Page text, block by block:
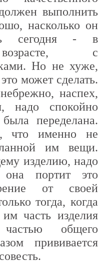
выполнить
насколько он
сегодня - в
с
Но не хуже,
может сделать.
наспех,
надо спокойно
переделана.
что именно не
им вещи.
изделию, надо
она портит это
от своей
тогда, когда
часть изделия
общего
прививается